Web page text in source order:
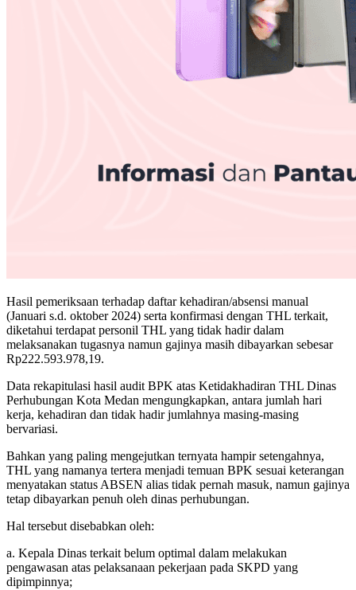
Hasil pemeriksaan terhadap daftar kehadiran/absensi manual
(Januari s.d. oktober 2024) serta konfirmasi dengan THL terkait,
diketahui terdapat personil THL yang tidak hadir dalam
melaksanakan tugasnya namun gajinya masih dibayarkan sebesar
Rp222.593.978,19.
Data rekapitulasi hasil audit BPK atas Ketidakhadiran THL Dinas
Perhubungan Kota Medan mengungkapkan, antara jumlah hari
kerja, kehadiran dan tidak hadir jumlahnya masing-masing
bervariasi.
Bahkan yang paling mengejutkan ternyata hampir setengahnya,
THL yang namanya tertera menjadi temuan BPK sesuai keterangan
menyatakan status ABSEN alias tidak pernah masuk, namun gajinya
tetap dibayarkan penuh oleh dinas perhubungan.
Hal tersebut disebabkan oleh:
a. Kepala Dinas terkait belum optimal dalam melakukan
pengawasan atas pelaksanaan pekerjaan pada SKPD yang
dipimpinnya;